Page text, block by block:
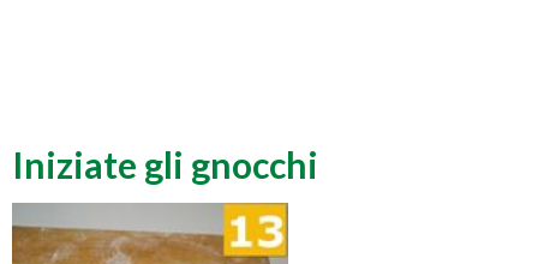
Iniziate gli gnocchi